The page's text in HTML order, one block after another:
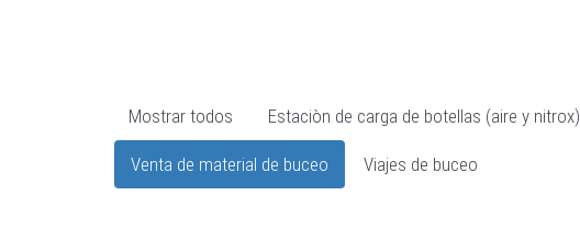
Mostrar todos Estaciòn de carga de botellas (aire y nitrox)
Venta de material de buceo Viajes de buceo